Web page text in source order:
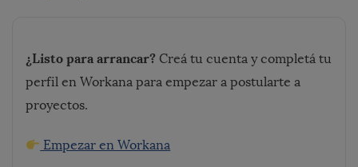
¿Listo para arrancar? Creá tu cuenta y completá tu
perfil en Workana para empezar a postularte a
proyectos.
Empezar en Workana